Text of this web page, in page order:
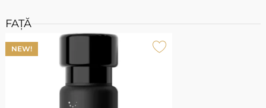
FAȚĂ
NEW!